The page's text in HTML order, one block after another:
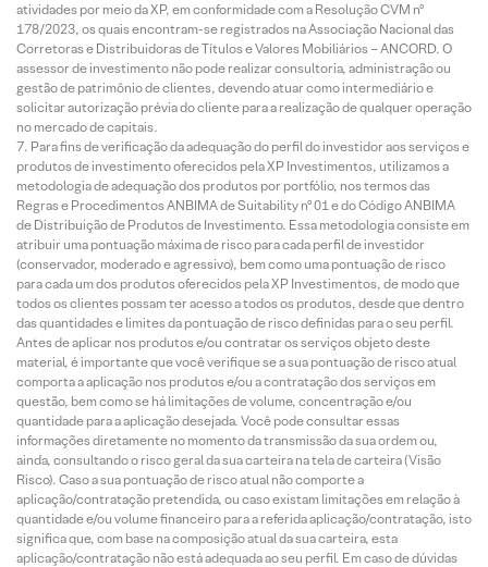
atividades por meio da XP, em conformidade com a Resolução CVM nº
178/2023, os quais encontram-se registrados na Associação Nacional das
Corretoras e Distribuidoras de Títulos e Valores Mobiliários – ANCORD. O
assessor de investimento não pode realizar consultoria, administração ou
gestão de patrimônio de clientes, devendo atuar como intermediário e
solicitar autorização prévia do cliente para a realização de qualquer operação
no mercado de capitais.
Para fins de verificação da adequação do perfil do investidor aos serviços e
produtos de investimento oferecidos pela XP Investimentos, utilizamos a
metodologia de adequação dos produtos por portfólio, nos termos das
Regras e Procedimentos ANBIMA de Suitability nº 01 e do Código ANBIMA
de Distribuição de Produtos de Investimento. Essa metodologia consiste em
atribuir uma pontuação máxima de risco para cada perfil de investidor
(conservador, moderado e agressivo), bem como uma pontuação de risco
para cada um dos produtos oferecidos pela XP Investimentos, de modo que
todos os clientes possam ter acesso a todos os produtos, desde que dentro
das quantidades e limites da pontuação de risco definidas para o seu perfil.
Antes de aplicar nos produtos e/ou contratar os serviços objeto deste
material, é importante que você verifique se a sua pontuação de risco atual
comporta a aplicação nos produtos e/ou a contratação dos serviços em
questão, bem como se há limitações de volume, concentração e/ou
quantidade para a aplicação desejada. Você pode consultar essas
informações diretamente no momento da transmissão da sua ordem ou,
ainda, consultando o risco geral da sua carteira na tela de carteira (Visão
Risco). Caso a sua pontuação de risco atual não comporte a
aplicação/contratação pretendida, ou caso existam limitações em relação à
quantidade e/ou volume financeiro para a referida aplicação/contratação, isto
significa que, com base na composição atual da sua carteira, esta
aplicação/contratação não está adequada ao seu perfil. Em caso de dúvidas